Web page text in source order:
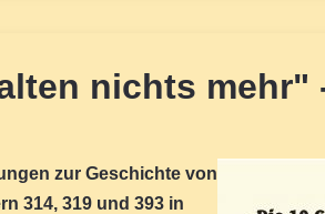
nichts mehr"
zur Geschichte von
314, 319 und 393 in